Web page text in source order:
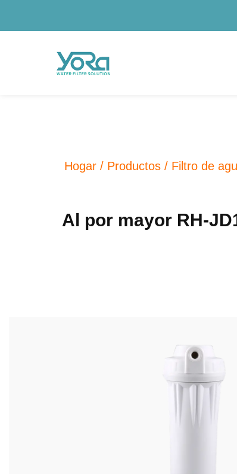
Hogar / Productos / Filtro de
Al por mayor RH-